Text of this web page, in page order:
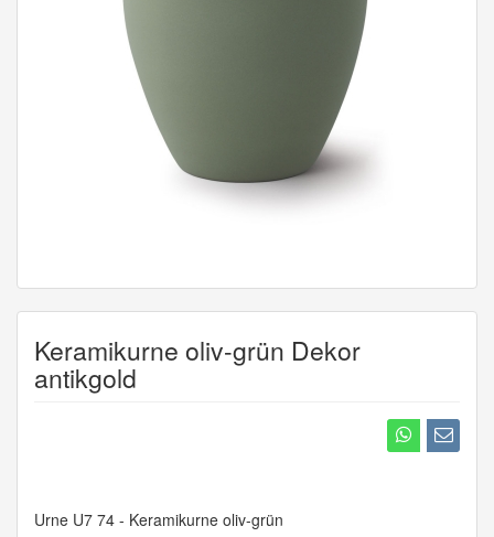
Keramikurne oliv-grün Dekor
antikgold
Urne U7 74 - Keramikurne oliv-grün